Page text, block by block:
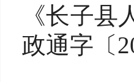
《长子
政通字〔